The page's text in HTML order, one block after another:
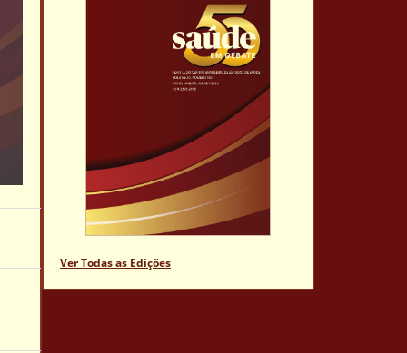
Ver Todas as Edições